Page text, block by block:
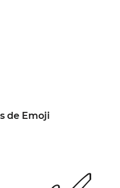
de Emoji